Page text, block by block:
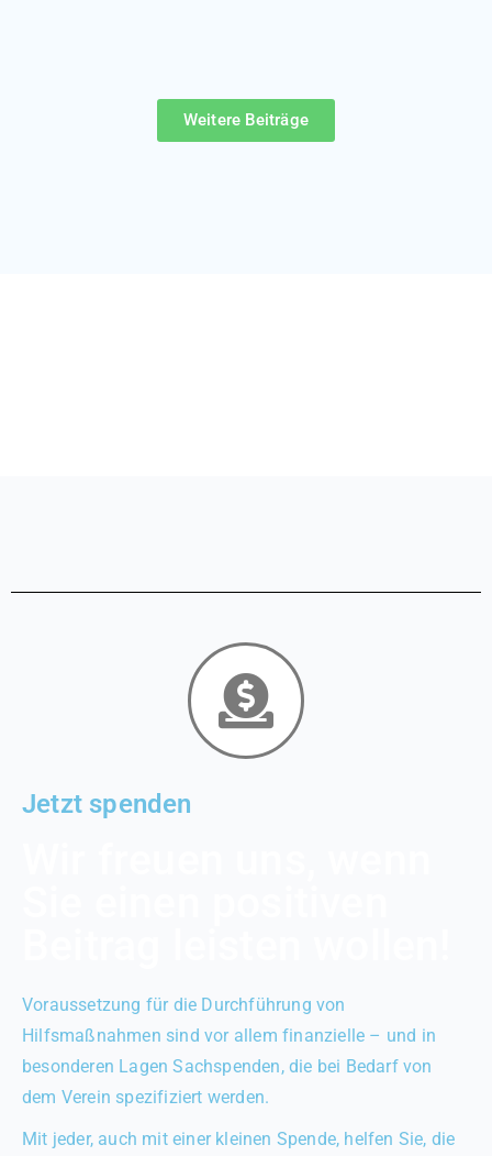
Weitere Beiträge
Jetzt spenden
Voraussetzung für die Durchführung von
Hilfsmaßnahmen sind vor allem finanzielle – und in
besonderen Lagen Sachspenden, die bei Bedarf von
dem Verein spezifiziert werden.
Mit jeder, auch mit einer kleinen Spende, helfen Sie, die